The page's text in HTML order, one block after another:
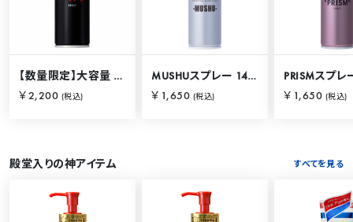
【数量限定】大容量 バリカタスプレー 280g
￥2,200 (税込)
MUSHUスプレー 140g
￥1,650 (税込)
PRISMスプレ
￥1,650 (税込)
殿堂入りの神アイテム すべてを見る